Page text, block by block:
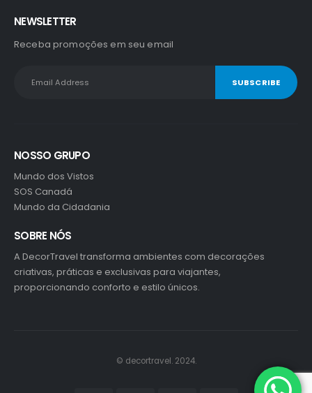
NEWSLETTER
Receba promoções em seu email
NOSSO GRUPO
Mundo dos Vistos
SOS Canadá
Mundo da Cidadania
SOBRE NÓS
A DecorTravel transforma ambientes com decorações
criativas, práticas e exclusivas para viajantes,
proporcionando conforto e estilo únicos.
© decortravel. 2024.